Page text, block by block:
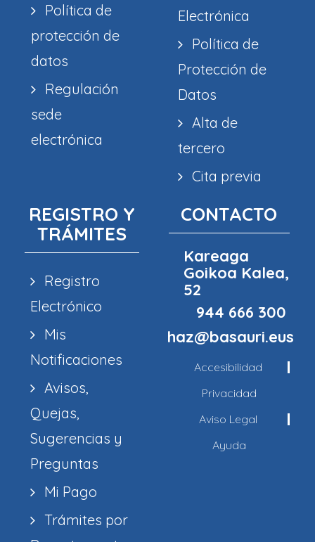
Política de
protección de
datos
Regulación
sede
electrónica
Electrónica
Política de
Protección de
Datos
Alta de
tercero
Cita previa
REGISTRO Y
TRÁMITES
Registro
Electrónico
Mis
Notificaciones
Avisos,
Quejas,
Sugerencias y
Preguntas
Mi Pago
Trámites por
CONTACTO
Kareaga
Goikoa Kalea,
52
944 666 300
haz@basauri.eus
Accesibilidad
Privacidad
Aviso Legal
Ayuda